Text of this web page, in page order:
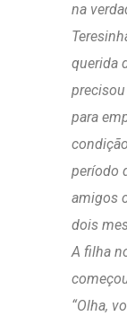
na
querida
para
período
amigos
dois
A filha
“Olha,